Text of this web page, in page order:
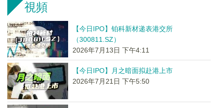
視頻
【今日IPO】铂科新材递表港交所
（300811.SZ）
2026年7月13日 下午4:11
【今日IPO】月之暗面拟赴港上市
2026年7月21日 下午5:50